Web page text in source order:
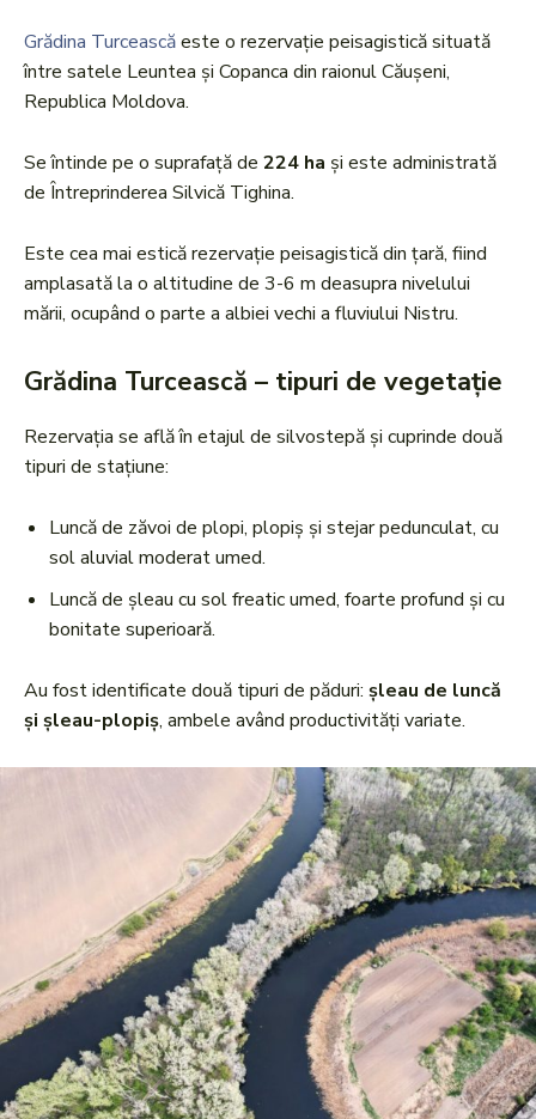
Grădina Turceascăeste o rezervație peisagistică situată
între satele Leuntea și Copanca din raionul Căușeni,
Republica Moldova.
Se întinde pe o suprafață de 224 ha și este administrată
de Întreprinderea Silvică Tighina.
Este cea mai estică rezervație peisagistică din țară, fiind
amplasată la o altitudine de 3-6 m deasupra nivelului
mării, ocupând o parte a albiei vechi a fluviului Nistru.
Grădina Turcească – tipuri de vegetație
Rezervația se află în etajul de silvostepă și cuprinde două
tipuri de stațiune:
Luncă de zăvoi de plopi, plopiș și stejar pedunculat, cu
sol aluvial moderat umed.
Luncă de șleau cu sol freatic umed, foarte profund și cu
bonitate superioară.
Au fost identificate două tipuri de păduri: șleau de luncă
și șleau-plopiș, ambele având productivități variate.